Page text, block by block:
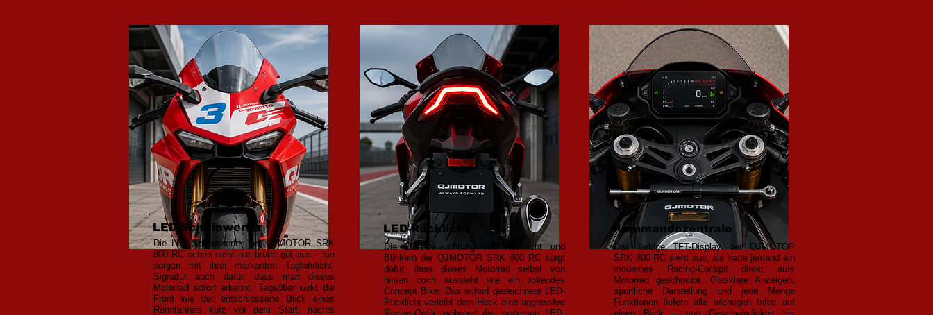
LED-Scheinwerfer
Die LED-Scheinwerfer der QJMOTOR SRK
800 RC sehen nicht nur brutal gut aus – sie
sorgen mit ihrer markanten Tagfahrlicht-
Signatur auch dafür, dass man dieses
Motorrad sofort erkennt. Tagsüber wirkt die
Front wie der entschlossene Blick eines
Rennfahrers kurz vor dem Start, nachts
LED-Rücklicht
Die LED-Beleuchtung von Rücklicht und
Blinkern der QJMOTOR SRK 800 RC sorgt
dafür, dass dieses Motorrad selbst von
hinten noch aussieht wie ein rollendes
Concept Bike. Das scharf gezeichnete LED-
Rücklicht verleiht dem Heck eine aggressive
Kommandozentrale
Das farbige TFT-Display der QJMOTOR
SRK 800 RC sieht aus, als hätte jemand ein
modernes Racing-Cockpit direkt aufs
Motorrad geschraubt. Glasklare Anzeigen,
sportliche Darstellung und jede Menge
Funktionen liefern alle wichtigen Infos auf